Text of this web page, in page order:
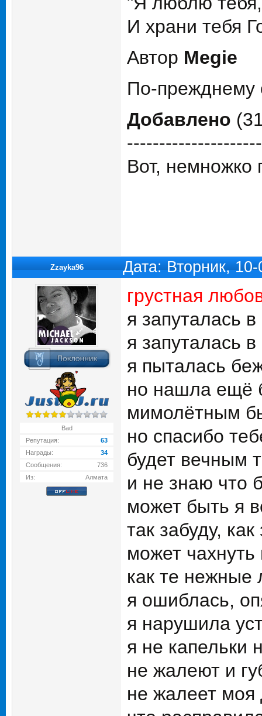
И храни тебя
Автор Megie
По-прежднему
Добавлено
Вот, немножко
Zzayka96 Дата: Вторник,
Bad
Репутация:
63
Награды:
34
Сообщения:
736
Из:
Алмата
грустная
я запуталась
я запуталась
я пыталась
но нашла ещё
мимолётным
но спасибо
будет вечным
и не знаю что
может быть я
так забуду,
может чахнуть
как те нежные
я ошиблась,
я нарушила
я не капельки
не жалеют и
не жалеет